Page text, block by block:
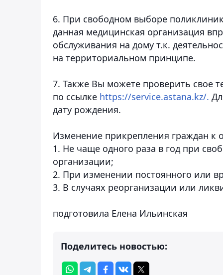
6. При свободном выборе
данная медицинская организация
обслуживания на дому т.к.
на территориальном принципе.
7. Также Вы можете проверить свое
по ссылке https://service.astana.kz/.
дату рождения.
Изменение прикрепления граждан к
1. Не чаще одного раза в год при
организации;
2. При изменении постоянного или
3. В случаях реорганизации или
подготовила Елена Ильинская
Поделитесь новостью: